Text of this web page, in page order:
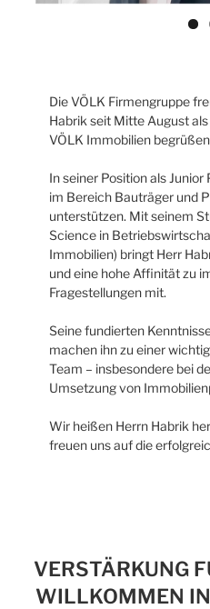
Die VÖLK Firmengruppe
Habrik seit Mitte August
VÖLK Immobilien
In seiner Position als
im Bereich Bauträger und
unterstützen. Mit seinem
Science in
Immobilien) bringt Herr
und eine hohe Affinität zu
Fragestellungen mit.
Seine fundierten
machen ihn zu einer
Team – insbesondere bei
Umsetzung von
Wir heißen Herrn Habrik
freuen uns auf die
VERSTÄRKUNG
WILLKOMMEN